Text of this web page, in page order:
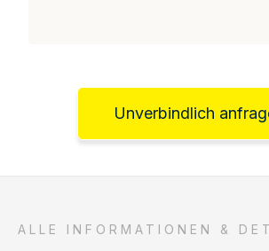
Unverbindlich
ALLE INFORMATIONEN &